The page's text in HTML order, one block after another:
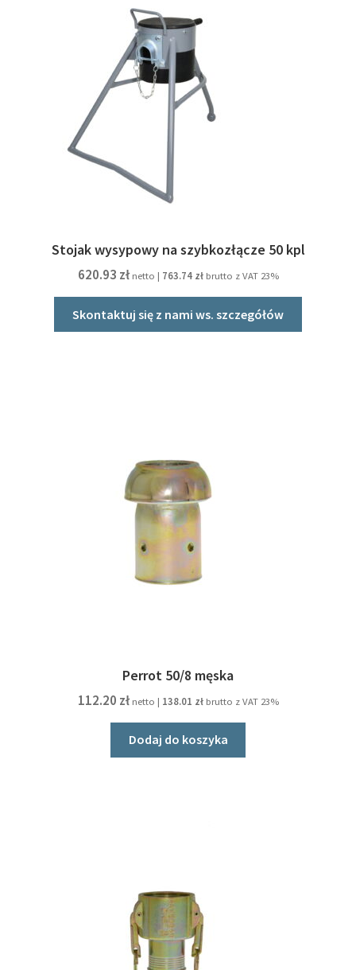
Stojak wysypowy na szybkozłącze 50 kpl
620.93 zł netto | 763.74 złbrutto z VAT 23%
Skontaktuj się z nami ws. szczegółów
Perrot 50/8 męska
112.20 zł netto | 138.01 złbrutto z VAT 23%
Dodaj do koszyka